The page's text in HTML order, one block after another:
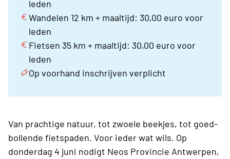
leden
Wandelen 12 km + maaltijd: 30,00 euro voor
leden
Fietsen 35 km + maaltijd: 30,00 euro voor
leden
Op voorhand inschrijven verplicht
Van prachtige natuur, tot zwoele beekjes, tot goed-
bollende fietspaden. Voor ieder wat wils. Op
donderdag 4 juni nodigt Neos Provincie Antwerpen,